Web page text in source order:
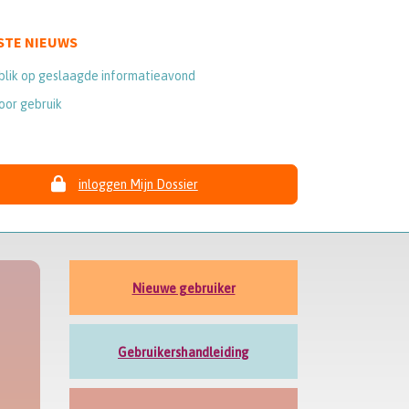
NIEUWS
op geslaagde informatieavond
gebruik
inloggen Mijn Dossier
Nieuwe gebruiker
Gebruikershandleiding